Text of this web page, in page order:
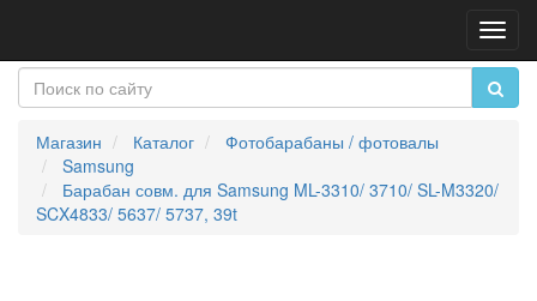
Магазин Каталог
Фотобарабаны / фотовалы
Samsung
Барабан совм. для Samsung ML-3310/ 3710/ SL-M3320/
SCX4833/ 5637/ 5737, 39t